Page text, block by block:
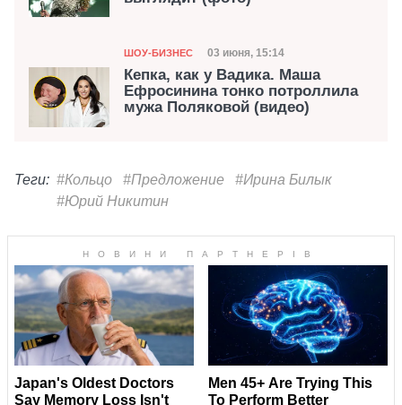
Категория
ШОУ-БИЗНЕС Дата публикации
03 июня, 15:14
Кепка, как у Вадика. Маша
Ефросинина тонко потроллила
мужа Поляковой (видео)
Теги: #Кольцо #Предложение
#Ирина Билык
#Юрий Никитин